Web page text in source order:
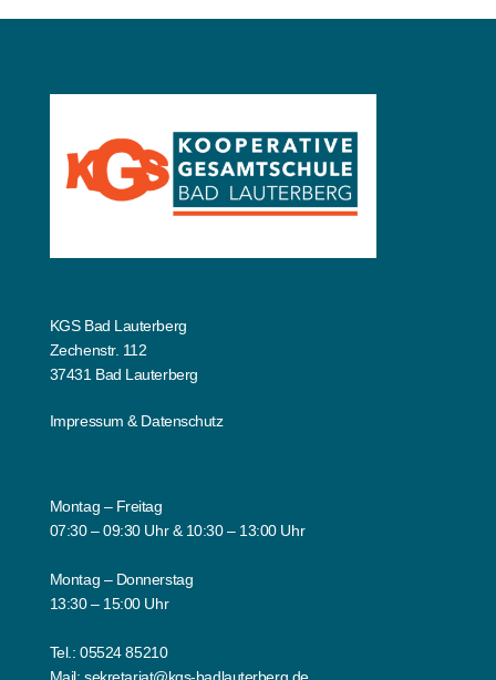
KGS Bad Lauterberg
Zechenstr. 112
37431 Bad Lauterberg
Impressum & Datenschutz
Montag – Freitag
07:30 – 09:30 Uhr & 10:30 – 13:00 Uhr
Montag – Donnerstag
13:30 – 15:00 Uhr
Tel.:05524 85210